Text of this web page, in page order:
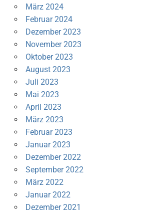
März 2024
Februar 2024
Dezember 2023
November 2023
Oktober 2023
August 2023
Juli 2023
Mai 2023
April 2023
März 2023
Februar 2023
Januar 2023
Dezember 2022
September 2022
März 2022
Januar 2022
Dezember 2021